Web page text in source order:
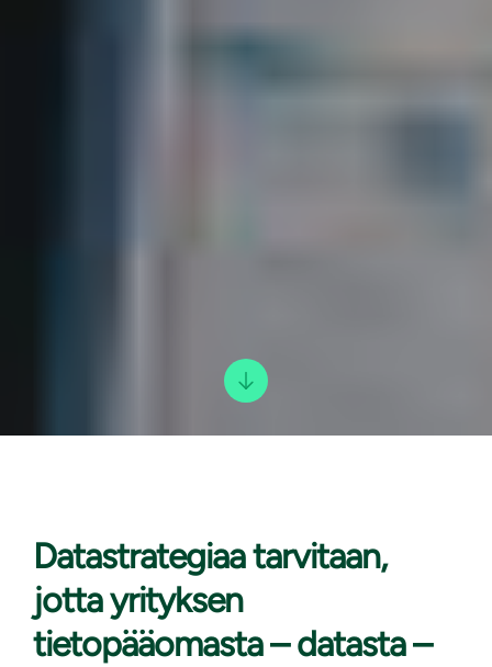
Datastrategiaa tarvitaan,
jottayrityksen
tietopääomasta – datasta –